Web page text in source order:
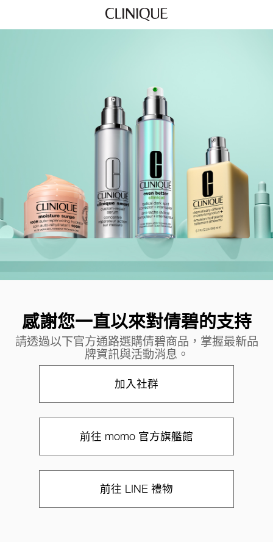
感謝您一直以來對倩碧的支持
請透過以下官方通路選購倩碧商品，掌握最新品
牌資訊與活動消息。
加入社群
前往 momo 官方旗艦館
前往 LINE 禮物